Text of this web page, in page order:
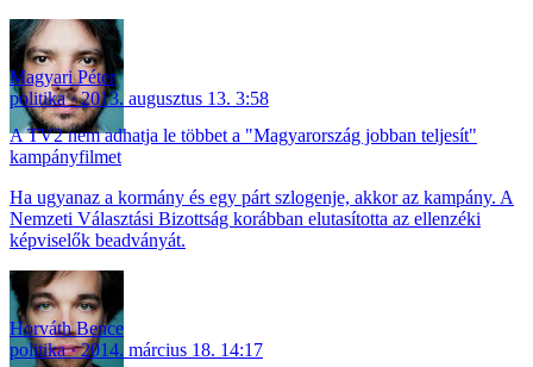
Magyari Péter
politika
2013. augusztus 13. 3:58
A TV2 nem adhatja le többet a "Magyarország jobban teljesít"
kampányfilmet
Ha ugyanaz a kormány és egy párt szlogenje, akkor az kampány. A
Nemzeti Választási Bizottság korábban elutasította az ellenzéki
képviselők beadványát.
Horváth Bence
politika
2014. március 18. 14:17